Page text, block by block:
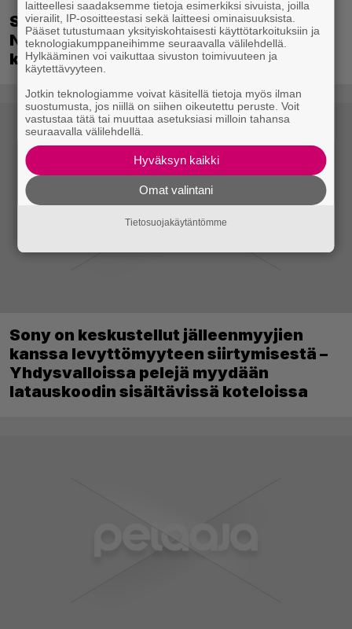
Switch 2 jatkaa voittokulkuaan
Nintendon nopeimmin myytynä
konsolina
Sony on keskustellut jälleenmyyjien
kanssa levyttömyyteen siirtymisestä –
Yhdysvalloissa pelejä myydään
latauskoodin sisältävissä koteloissa
laitteellesi saadaksemme tietoja esimerkiksi sivuista, joilla
vierailit, IP-osoitteestasi sekä laitteesi ominaisuuksista.
Pääset tutustumaan yksityiskohtaisesti käyttötarkoituksiin ja
teknologiakumppaneihimme seuraavalla välilehdellä.
Hylkääminen voi vaikuttaa sivuston toimivuuteen ja
käytettävyyteen.
Jotkin teknologiamme voivat käsitellä tietoja myös ilman
suostumusta, jos niillä on siihen oikeutettu peruste. Voit
vastustaa tätä tai muuttaa asetuksiasi milloin tahansa
seuraavalla välilehdellä.
Hyväksyn kaikki
Omat valintani
Tietosuojakäytäntömme